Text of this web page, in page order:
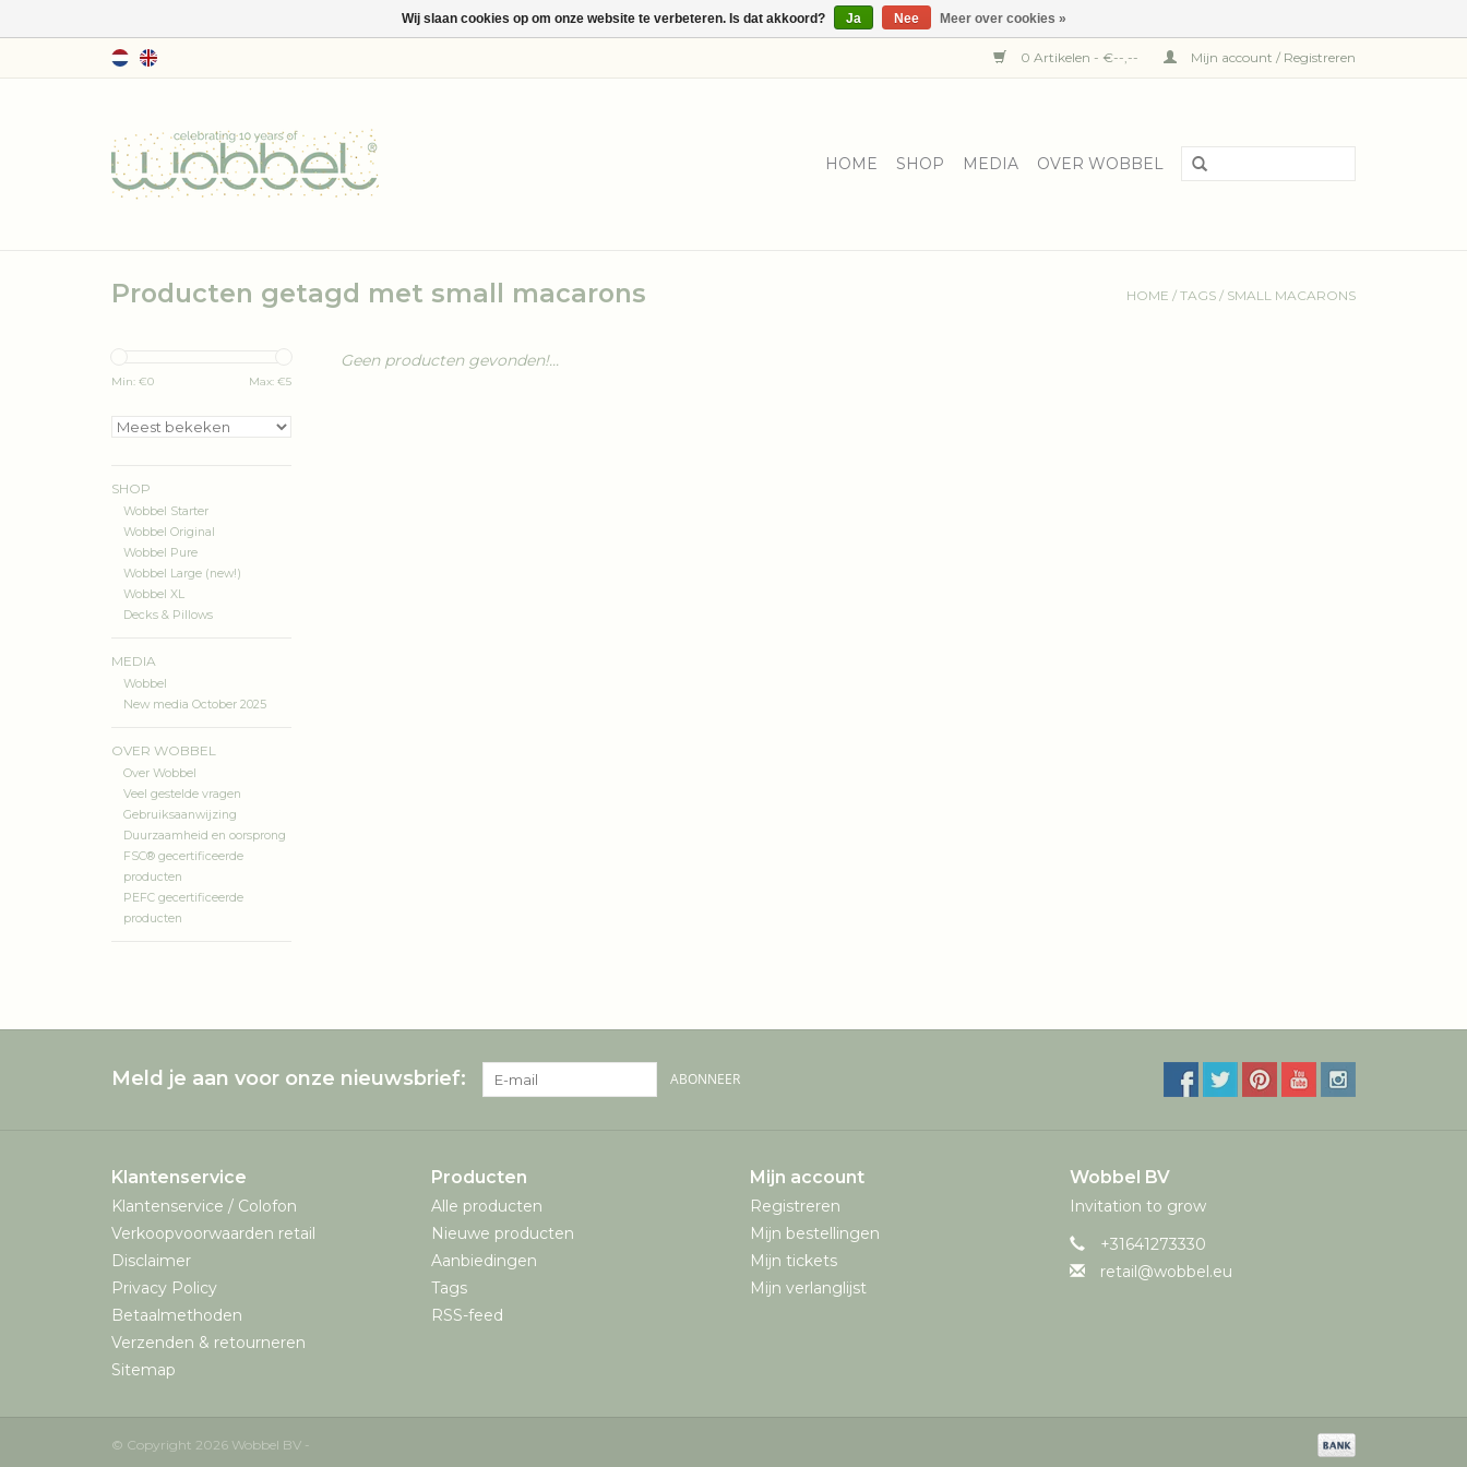
0 Artikelen - €--,-- Mijn account / Registreren
HOME SHOP MEDIA OVER WOBBEL
Producten getagd met small macarons HOME / TAGS / SMALL MACARONS
Min: €0 Max: €5
SHOP
Wobbel Starter
Wobbel Original
Wobbel Pure
Wobbel Large (new!)
Wobbel XL
Decks & Pillows
MEDIA
Wobbel
New media October 2025
OVER WOBBEL
Over Wobbel
Veel gestelde vragen
Gebruiksaanwijzing
Duurzaamheid en oorsprong
FSC® gecertificeerde
producten
PEFC gecertificeerde
producten
Geen producten gevonden!...
Meld je aan voor onze nieuwsbrief: ABONNEER
Klantenservice
Klantenservice / Colofon
Verkoopvoorwaarden retail
Disclaimer
Privacy Policy
Betaalmethoden
Verzenden & retourneren
Sitemap
Producten
Alle producten
Nieuwe producten
Aanbiedingen
Tags
RSS-feed
Mijn account
Registreren
Mijn bestellingen
Mijn tickets
Mijn verlanglijst
Wobbel BV
Invitation to grow
+31641273330
retail@wobbel.eu
© Copyright 2026 Wobbel BV -
Wij slaan cookies op om onze website te verbeteren. Is dat akkoord? Ja Nee Meer over cookies »